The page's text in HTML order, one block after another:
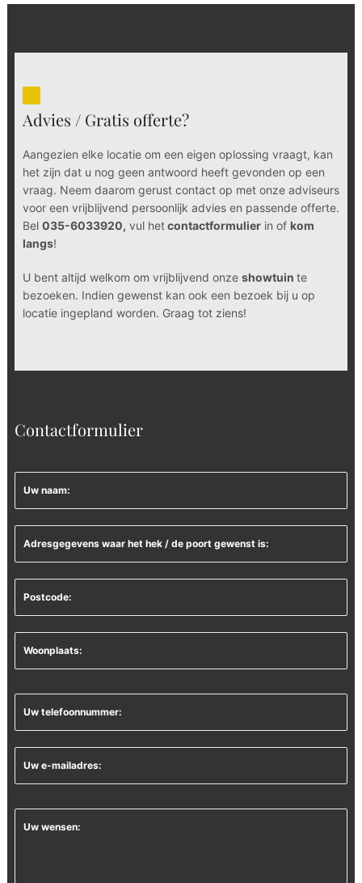
Advies / Gratis offerte?
Aangezien elke locatie om een eigen oplossing vraagt, kan
het zijn dat u nog geen antwoord heeft gevonden op een
vraag. Neem daarom gerust contact op met onze adviseurs
voor een vrijblijvend persoonlijk advies en passende offerte.
Bel 035-6033920, vul hetcontactformulierin of kom
langs!
U bent altijd welkom om vrijblijvend onze showtuin te
bezoeken. Indien gewenst kan ook een bezoek bij u op
locatie ingepland worden. Graag tot ziens!
Contactformulier